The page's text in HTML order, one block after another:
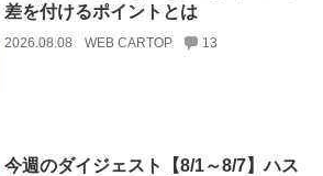
差を付けるポイントとは
2026.08.08 WEB CARTOP 13
今週のダイジェスト【8/1～8/7】ハス